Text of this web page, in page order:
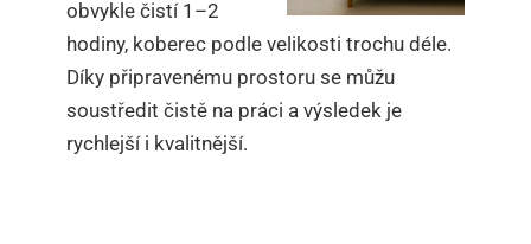
obvykle čistí 1–2
hodiny, koberec podle velikosti trochu déle.
Díky připravenému prostoru se můžu
soustředit čistě na práci a výsledek je
rychlejší i kvalitnější.